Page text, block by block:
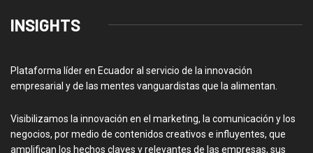
INSIGHTS
Plataforma líder en Ecuador al servicio de la innovación
empresarial y de las mentes vanguardistas que la alimentan.
Visibilizamos la innovación en el marketing, la comunicación y los
negocios, por medio de contenidos creativos e influyentes, que
amplifican los hechos claves y relevantes de las empresas, sus